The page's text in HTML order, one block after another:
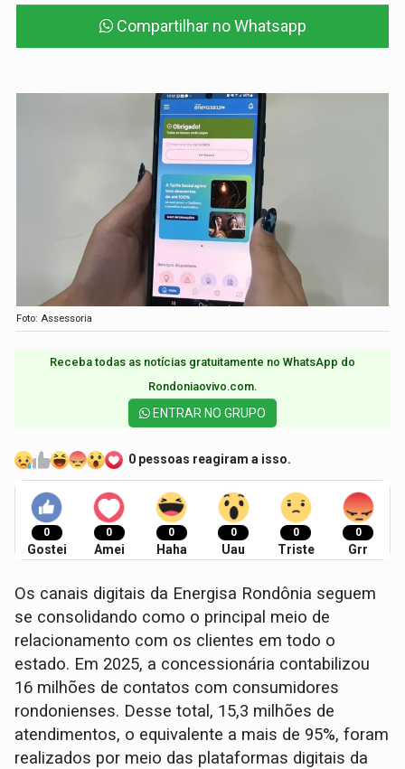
Compartilhar no Whatsapp
Foto: Assessoria
Receba todas as notícias gratuitamente no WhatsApp do
Rondoniaovivo.com.​
ENTRAR NO GRUPO
0 pessoas reagiram a isso.
0
Gostei
0
Amei
0
Haha
0
Uau
0
Triste
0
Grr
Os canais digitais da Energisa Rondônia seguem
se consolidando como o principal meio de
relacionamento com os clientes em todo o
estado. Em 2025, a concessionária contabilizou
16 milhões de contatos com consumidores
rondonienses. Desse total, 15,3 milhões de
atendimentos, o equivalente a mais de 95%, foram
realizados por meio das plataformas digitais da